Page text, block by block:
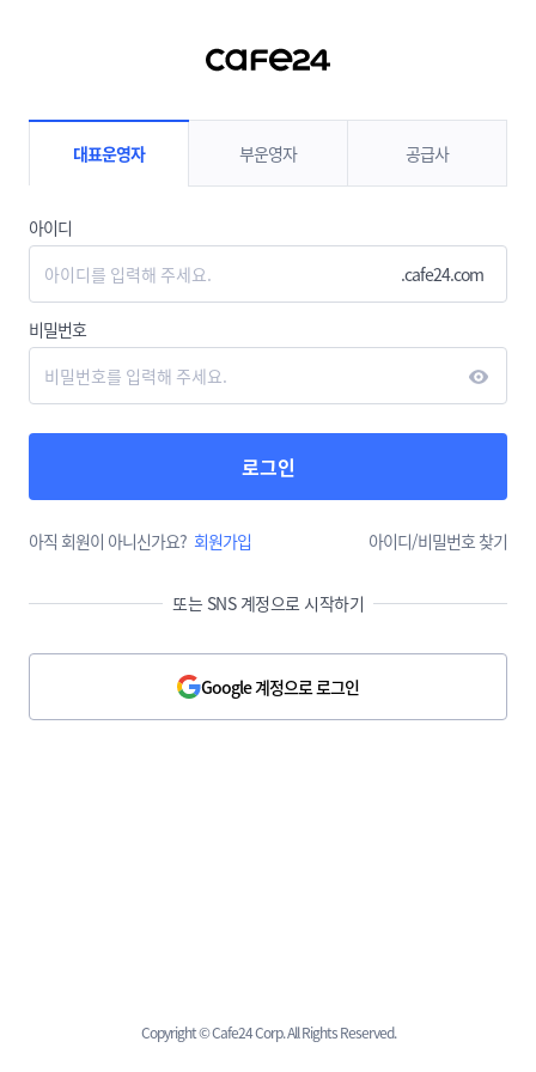
대표운영자 부운영자 공급사
아이디
.cafe24.com
비밀번호
로그인
아직 회원이 아니신가요? 회원가입 아이디/비밀번호 찾기
또는 SNS 계정으로 시작하기
Google 계정으로 로그인
Copyright © Cafe24 Corp. All Rights Reserved.